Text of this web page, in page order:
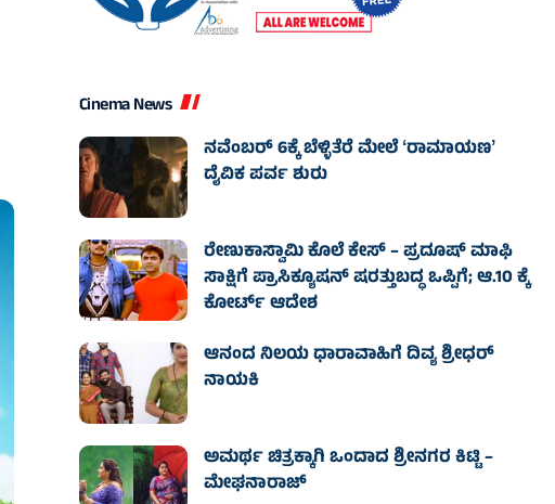
Cinema News
ನವೆಂಬರ್ 6ಕ್ಕೆ ಬೆಳ್ಳಿತೆರೆ ಮೇಲೆ ʻರಾಮಾಯಣʼ
ದೈವಿಕ ಪರ್ವ ಶುರು
ರೇಣುಕಾಸ್ವಾಮಿ ಕೊಲೆ ಕೇಸ್‌ – ಪ್ರದೂಷ್‌ ಮಾಫಿ
ಸಾಕ್ಷಿಗೆ ಪ್ರಾಸಿಕ್ಯೂಷನ್ ಷರತ್ತುಬದ್ಧ ಒಪ್ಪಿಗೆ; ಆ.10 ಕ್ಕೆ
ಕೋರ್ಟ್ ಆದೇಶ
ಆನಂದ ನಿಲಯ ಧಾರಾವಾಹಿಗೆ ದಿವ್ಯ ಶ್ರೀಧರ್
ನಾಯಕಿ
ಅಮರ್ಥ ಚಿತ್ರಕ್ಕಾಗಿ ಒಂದಾದ ಶ್ರೀನಗರ ಕಿಟ್ಟಿ –
ಮೇಘನಾರಾಜ್